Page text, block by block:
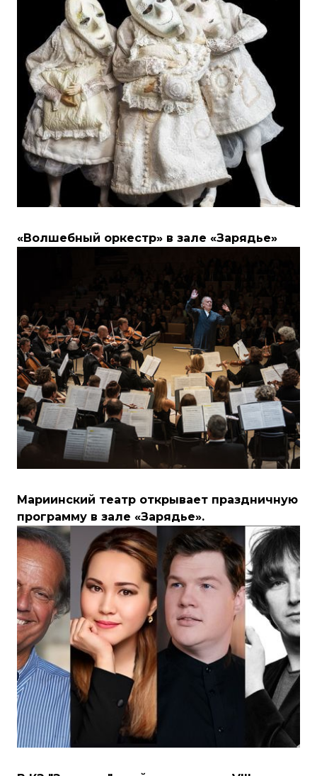
«Волшебный оркестр» в зале «Зарядье»
Мариинский театр открывает праздничную
программу в зале «Зарядье».